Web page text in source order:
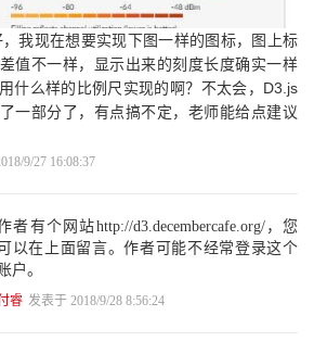
我现在想要实现下图一样的图标，图上标
值不一样，显示出来的刻度长度确实一样
什么样的比例尺实现的啊？不太会，D3.js
一部分了，有点搞不定，老师能给点建议
9/27 16:08:37
者有个网站http://d3.decembercafe.org/，您
可以在上面留言。作者可能不经常登录这个
户。
睿 发表于 2018/9/28 8:56:24